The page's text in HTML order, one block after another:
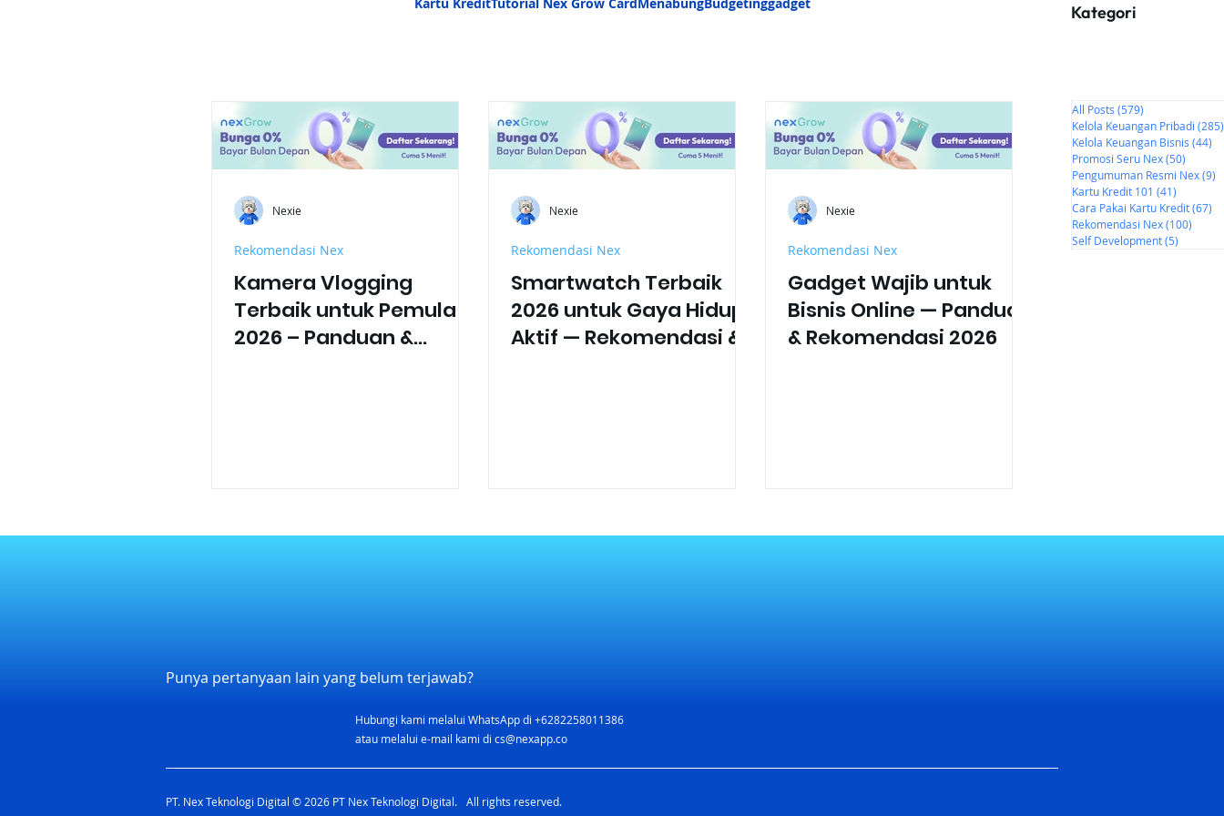
Kategori
Kamera Vlogging
Terbaik untuk Pemula di
2026 – Panduan &
Rekomendasi Nex
Nexie
Smartwatch Terbaik
2026 untuk Gaya Hidup
Aktif — Rekomendasi &
Rekomendasi Nex
Nexie
Gadget Wajib untuk
Bisnis Online — Panduan
& Rekomendasi 2026
Rekomendasi Nex
Nexie
All Posts (579)
Kelola Keuangan Pribadi (285)
Kelola Keuangan Bisnis (44)
Promosi Seru Nex(50)
Pengumuman Resmi Nex(9)
Kartu Kredit 101 (41)
Cara Pakai Kartu Kredit(67)
Rekomendasi Nex(100)
Self Development(5)
Punya pertanyaan lain yang belum terjawab?
Hubungi kami melalui WhatsApp di +6282258011386
atau melalui e-mail kami di cs@nexapp.co
PT. Nex Teknologi Digital © 2026 PT Nex Teknologi Digital. All rights reserved.